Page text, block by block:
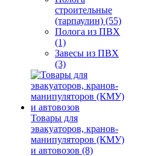
строительные
(тарпаулин) (55)
Полога из ПВХ
(1)
Завесы из ПВХ
(3)
Товары для
эвакуаторов, кранов-
манипуляторов (КМУ)
и автовозов (8)